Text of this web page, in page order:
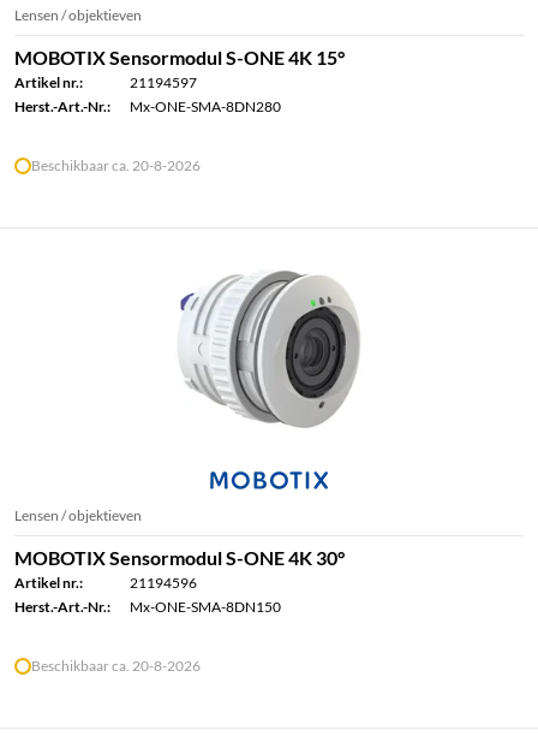
Lensen / objektieven
MOBOTIX Sensormodul S-ONE 4K 15°
Artikel nr.:
21194597
Herst.-Art.-Nr.:
Mx-ONE-SMA-8DN280
Beschikbaar ca. 20-8-2026
Lensen / objektieven
MOBOTIX Sensormodul S-ONE 4K 30°
Artikel nr.:
21194596
Herst.-Art.-Nr.:
Mx-ONE-SMA-8DN150
Beschikbaar ca. 20-8-2026